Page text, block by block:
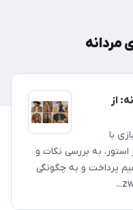
مردانه
از
با
به بررسی نکات و
پرداخت و به چگونگی